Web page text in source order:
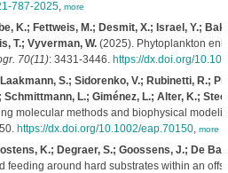
787-2025, more
K.; Fettweis, M.; Desmit, X.; Israel, Y.;
T.; Vyverman, W.(2025). Phytoplankton
70(11): 3431-3446. https://dx.doi.org/
S.; Sidorenko, V.; Rubinetti, R.;
Schmittmann, L.; Giménez, L.; Alter, K.;
molecular methods and biophysical
https://dx.doi.org/10.1002/eap.70150, more
K.; Degraer, S.; Goossens, J.; De
feeding around hard substrates within an